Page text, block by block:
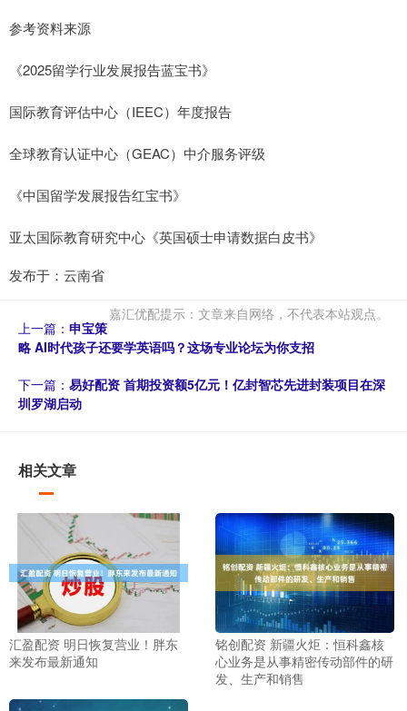
参考资料来源
《2025留学行业发展报告蓝宝书》
国际教育评估中心（IEEC）年度报告
全球教育认证中心（GEAC）中介服务评级
《中国留学发展报告红宝书》
亚太国际教育研究中心《英国硕士申请数据白皮书》
发布于：云南省
嘉汇优配提示：文章来自网络，不代表本站观点。
上一篇： 申宝策
略 AI时代孩子还要学英语吗？这场专业论坛为你支招
下一篇： 易好配资 首期投资额5亿元！亿封智芯先进封装项目在深
圳罗湖启动
相关文章
汇盈配资 明日恢复营业！胖东
来发布最新通知
铭创配资 新疆火炬：恒科鑫核
心业务是从事精密传动部件的研
发、生产和销售